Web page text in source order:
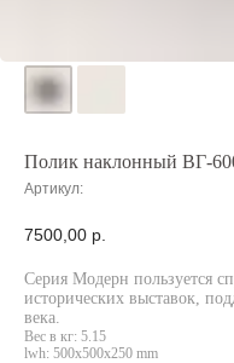
Полик наклонный ВГ-
Артикул:
7500,00 р.
Серия Модерн пользуется
исторических выставок,
века.
Вес в кг: 5.15
lwh: 500x500x250 mm